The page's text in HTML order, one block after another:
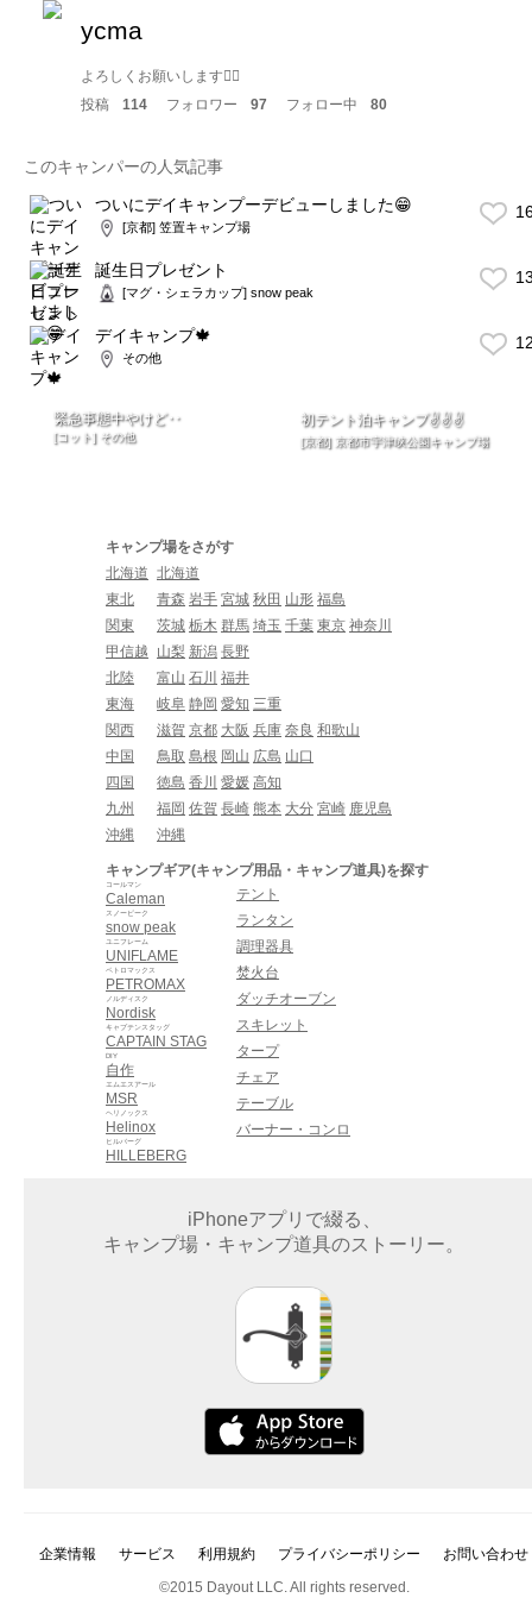
ycma
よろしくお願いします🙇‍♂️
投稿
114 フォロワー 97 フォロー中 80
このキャンパーの人気記事
ついにデイキャンプーデビューしました😁
[京都] 笠置キャンプ場
誕生日プレゼント
[マグ・シェラカップ] snow peak
デイキャンプ🍁
その他
緊急事態中やけど‥
[コット] その他
初テント泊キャンプ✌️✌️✌️
[京都] 京都市宇津峡公園キャンプ場
キャンプ場をさがす
北海道 北海道
東北
青森 岩手 宮城 秋田 山形 福島
関東
茨城 栃木 群馬 埼玉 千葉 東京 神奈川
甲信越
山梨 新潟 長野
北陸
富山 石川 福井
東海
岐阜 静岡 愛知 三重
関西
滋賀 京都 大阪 兵庫 奈良 和歌山
中国
鳥取 島根 岡山 広島 山口
四国
徳島 香川 愛媛 高知
九州
福岡 佐賀 長崎 熊本 大分 宮崎 鹿児島
沖縄
沖縄
キャンプギア(キャンプ用品・キャンプ道具)を探す
Caleman
コールマン
snow peak
スノーピーク
UNIFLAME
ユニフレーム
PETROMAX
ペトロマックス
Nordisk
ノルディスク
CAPTAIN STAG
キャプテンスタッグ
自作
DIY
MSR
エムエスアール
Helinox
ヘリノックス
HILLEBERG
ヒルバーグ
テント
ランタン
調理器具
焚火台
ダッチオーブン
スキレット
タープ
チェア
テーブル
バーナー・コンロ
iPhoneアプリで綴る、
キャンプ場・キャンプ道具のストーリー。
企業情報 サービス 利用規約 プライバシーポリシー
お問い合わせ
©2015 Dayout LLC. All rights reserved.